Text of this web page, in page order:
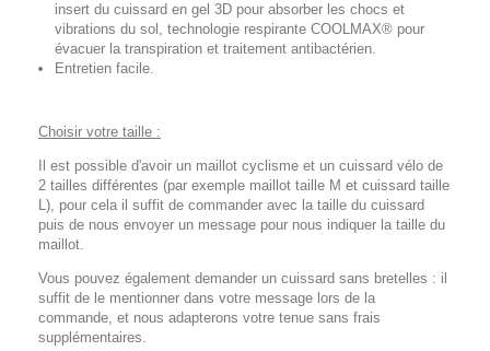
insert du cuissard en gel 3D pour absorber les chocs et
vibrations du sol, technologie respirante COOLMAX® pour
évacuer la transpiration et traitement antibactérien.
Entretien facile.
Choisir votre taille :
Il est possible d'avoir un maillot cyclisme et un cuissard vélo de
2 tailles différentes (par exemple maillot taille M et cuissard taille
L), pour cela il suffit de commander avec la taille du cuissard
puis de nous envoyer un message pour nous indiquer la taille du
maillot.
Vous pouvez également demander un cuissard sans bretelles : il
suffit de le mentionner dans votre message lors de la
commande, et nous adapterons votre tenue sans frais
supplémentaires.